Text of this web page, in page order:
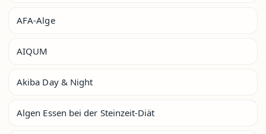
AFA-Alge
AIQUM
Akiba Day & Night
Algen Essen bei der Steinzeit-Diät